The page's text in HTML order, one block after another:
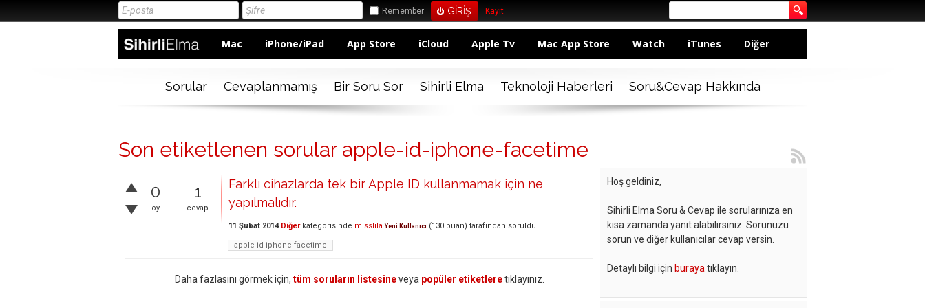
Remember Kayıt
Mac iPhone/iPad App Store iCloud Apple Tv Mac App Store Watch iTunes Diğer
Sorular Cevaplanmamış Bir Soru Sor Sihirli Elma Teknoloji Haberleri Soru&Cevap Hakkında
Son etiketlenen sorular apple-id-iphone-facetime
0
oy
1
cevap
Farklı cihazlarda tek bir Apple ID kullanmamak için ne
yapılmalıdır.
11 Şubat 2014 Diğerkategorisinde misslila Yeni Kullanıcı (130 puan) tarafından soruldu
apple-id-iphone-facetime
Daha fazlasını görmek için, tüm soruların listesineveya popüler etiketleretıklayınız.
Hoş geldiniz,
Sihirli Elma Soru & Cevap ile sorularınıza en
kısa zamanda yanıt alabilirsiniz. Sorunuzu
sorun ve diğer kullanıcılar cevap versin.
Detaylı bilgi için buraya tıklayın.